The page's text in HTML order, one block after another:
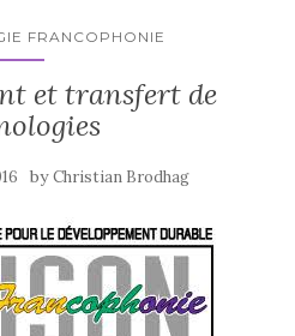
FRANCOPHONIE
et transfert de
byChristian Brodhag